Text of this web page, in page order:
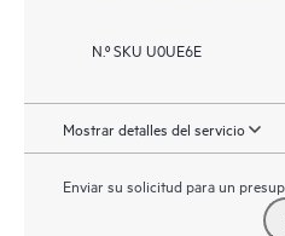
N.º SKU U0UE6E
Mostrar detalles del servicio
Enviar su solicitud para un